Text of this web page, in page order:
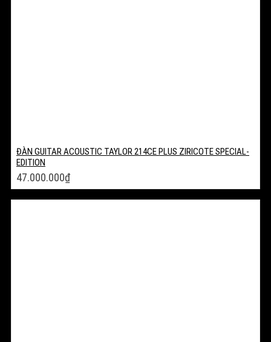
ĐÀN GUITAR ACOUSTIC TAYLOR 214CE PLUS ZIRICOTE SPECIAL-
EDITION
47.000.000₫